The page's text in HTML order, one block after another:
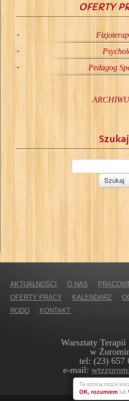
OFERTY
Pedagog
Szukaj
AKTUALNOŚCI O NAS
OFERTY PRACY
KALENDARZ
RODO
KONTAKT
Warsztaty
w
tel: (23) 657
e-mail:
Ta strona może
OK, rozumiem lub